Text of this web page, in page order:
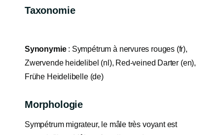
Taxonomie
Synonymie: Sympétrum à nervures rouges (fr),
Zwervende heidelibel (nl), Red-veined Darter (en),
Frühe Heidelibelle (de)
Morphologie
Sympétrum migrateur, le mâle très voyant est